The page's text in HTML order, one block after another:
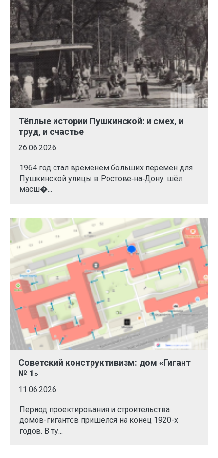
Тёплые истории Пушкинской: и смех, и
труд, и счастье
26.06.2026
1964 год стал временем больших перемен для
Пушкинской улицы в Ростове‑на‑Дону: шёл
масш�...
Советский конструктивизм: дом «Гигант
№ 1»
11.06.2026
Период проектирования и строительства
домов-гигантов пришёлся на конец 1920-х
годов. В ту...